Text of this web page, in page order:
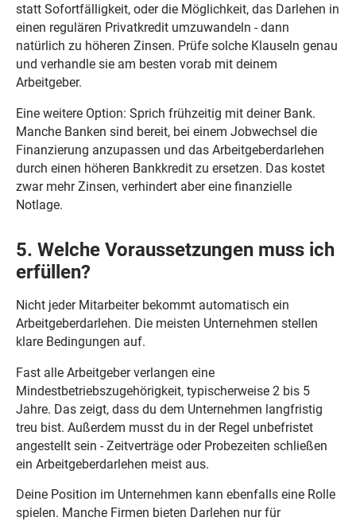
statt Sofortfälligkeit, oder die Möglichkeit, das Darlehen in
einen regulären Privatkredit umzuwandeln - dann
natürlich zu höheren Zinsen. Prüfe solche Klauseln genau
und verhandle sie am besten vorab mit deinem
Arbeitgeber.
Eine weitere Option: Sprich frühzeitig mit deiner Bank.
Manche Banken sind bereit, bei einem Jobwechsel die
Finanzierung anzupassen und das Arbeitgeberdarlehen
durch einen höheren Bankkredit zu ersetzen. Das kostet
zwar mehr Zinsen, verhindert aber eine finanzielle
Notlage.
5. Welche Voraussetzungen muss ich
erfüllen?
Nicht jeder Mitarbeiter bekommt automatisch ein
Arbeitgeberdarlehen. Die meisten Unternehmen stellen
klare Bedingungen auf.
Fast alle Arbeitgeber verlangen eine
Mindestbetriebszugehörigkeit, typischerweise 2 bis 5
Jahre. Das zeigt, dass du dem Unternehmen langfristig
treu bist. Außerdem musst du in der Regel unbefristet
angestellt sein - Zeitverträge oder Probezeiten schließen
ein Arbeitgeberdarlehen meist aus.
Deine Position im Unternehmen kann ebenfalls eine Rolle
spielen. Manche Firmen bieten Darlehen nur für